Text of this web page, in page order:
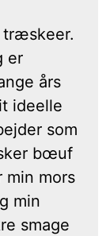
træskeer.
er
års
ideelle
som
bœuf
min mors
min
smage